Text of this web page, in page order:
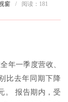
窗 / 阅读： 181
年一季度营收、
比去年同期下降
。 报告期内，受